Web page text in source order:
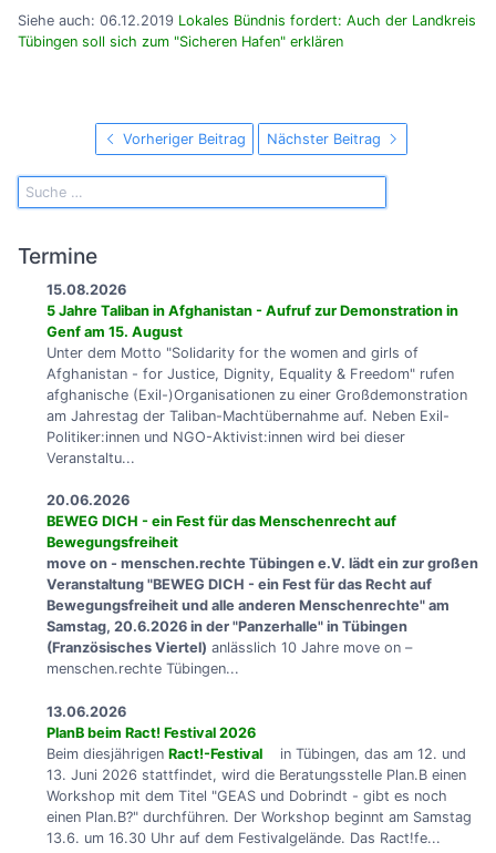
Siehe auch: 06.12.2019 Lokales Bündnis fordert: Auch der Landkreis
Tübingen soll sich zum "Sicheren Hafen" erklären
Vorheriger Beitrag Nächster Beitrag
Termine
15.08.2026
5 Jahre Taliban in Afghanistan - Aufruf zur Demonstration in
Genf am 15. August
Unter dem Motto "Solidarity for the women and girls of
Afghanistan - for Justice, Dignity, Equality & Freedom" rufen
afghanische (Exil-)Organisationen zu einer Großdemonstration
am Jahrestag der Taliban-Machtübernahme auf. Neben Exil-
Politiker:innen und NGO-Aktivist:innen wird bei dieser
Veranstaltu...
20.06.2026
BEWEG DICH - ein Fest für das Menschenrecht auf
Bewegungsfreiheit
move on - menschen.rechte Tübingen e.V. lädt ein zur großen
Veranstaltung "BEWEG DICH - ein Fest für das Recht auf
Bewegungsfreiheit und alle anderen Menschenrechte" am
Samstag, 20.6.2026 in der "Panzerhalle" in Tübingen
(Französisches Viertel) anlässlich 10 Jahre move on –
menschen.rechte Tübingen...
13.06.2026
PlanB beim Ract! Festival 2026
Beim diesjährigen Ract!-Festival
in Tübingen, das am 12. und
13. Juni 2026 stattfindet, wird die Beratungsstelle Plan.B einen
Workshop mit dem Titel "GEAS und Dobrindt - gibt es noch
einen Plan.B?" durchführen. Der Workshop beginnt am Samstag
13.6. um 16.30 Uhr auf dem Festivalgelände. Das Ract!fe...